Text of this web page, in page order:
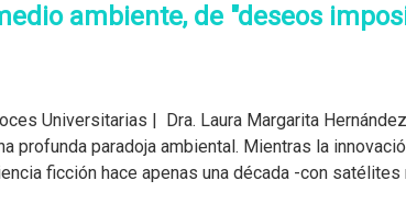
ambiente, de "deseos
Universitarias | Dra. Laura Margarita
profunda paradoja ambiental. Mientras la
ficción hace apenas una década -con satélites